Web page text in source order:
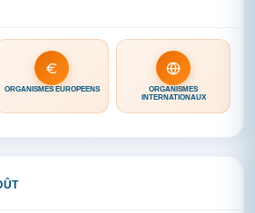
ORGANISMES EUROPÉENS
ORGANISMES
INTERNATIONAUX